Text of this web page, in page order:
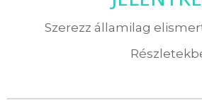
Szerezz államilag